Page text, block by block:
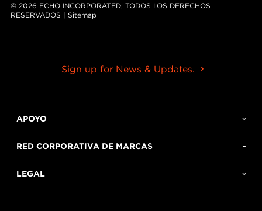
© 2026 ECHO INCORPORATED, TODOS LOS DERECHOS
RESERVADOS | Sitemap
Sign up for News & Updates.
APOYO
RED CORPORATIVA DE MARCAS
LEGAL